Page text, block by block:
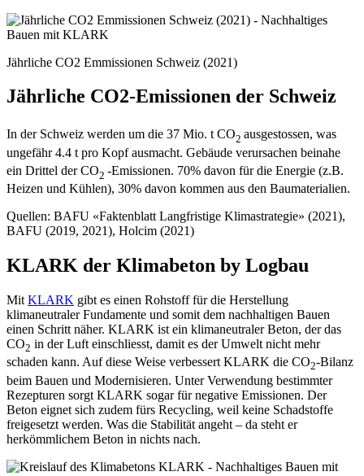
Jährliche CO2 Emmissionen Schweiz (2021)
Jährliche CO2-Emissionen der Schweiz
In der Schweiz werden um die 37 Mio. t CO2 ausgestossen, was
ungefähr 4.4 t pro Kopf ausmacht. Gebäude verursachen beinahe
ein Drittel der CO2 -Emissionen. 70% davon für die Energie (z.B.
Heizen und Kühlen), 30% davon kommen aus den Baumaterialien.
Quellen: BAFU «Faktenblatt Langfristige Klimastrategie» (2021),
BAFU (2019, 2021), Holcim (2021)
KLARK der Klimabeton by Logbau
Mit KLARK gibt es einen Rohstoff für die Herstellung
klimaneutraler Fundamente und somit dem nachhaltigen Bauen
einen Schritt näher. KLARK ist ein klimaneutraler Beton, der das
CO2 in der Luft einschliesst, damit es der Umwelt nicht mehr
schaden kann. Auf diese Weise verbessert KLARK die CO2-Bilanz
beim Bauen und Modernisieren. Unter Verwendung bestimmter
Rezepturen sorgt KLARK sogar für negative Emissionen. Der
Beton eignet sich zudem fürs Recycling, weil keine Schadstoffe
freigesetzt werden. Was die Stabilität angeht – da steht er
herkömmlichem Beton in nichts nach.